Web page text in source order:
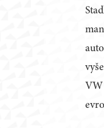
VW